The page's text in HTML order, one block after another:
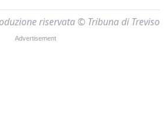
riservata © Tribuna di Treviso